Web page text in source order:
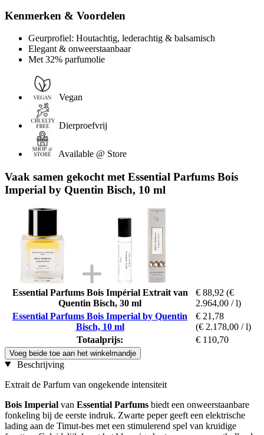
Kenmerken & Voordelen
Geurprofiel: Houtachtig, lederachtig & balsamisch
Elegant & onweerstaanbaar
Met 32% parfumolie
Vegan
Dierproefvrij
Available @ Store
Vaak samen gekocht met Essential Parfums Bois
Imperial by Quentin Bisch, 10 ml
Essential Parfums Bois Impérial Extrait van
Quentin Bisch, 30 ml
€ 88,92 (€
2.964,00 / l)
Essential Parfums Bois Imperial by Quentin
Bisch, 10 ml
€ 21,78
(€ 2.178,00 / l)
Totaalprijs:
€ 110,70
Voeg beide toe aan het winkelmandje
Beschrijving
Extrait de Parfum van ongekende intensiteit
Bois Imperial van Essential Parfums biedt een onweerstaanbare
fonkeling bij de eerste indruk. Zwarte peper geeft een elektrische
lading aan de Timut-bes met een stimulerend spel van kruidige